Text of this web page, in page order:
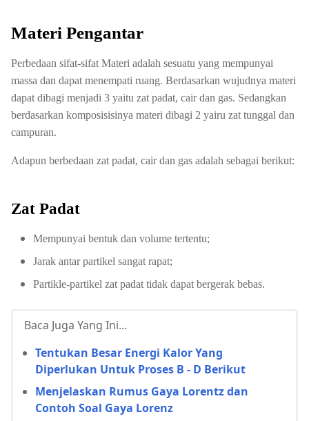
Materi Pengantar
Perbedaan sifat-sifat Materi adalah sesuatu yang mempunyai
massa dan dapat menempati ruang. Berdasarkan wujudnya materi
dapat dibagi menjadi 3 yaitu zat padat, cair dan gas. Sedangkan
berdasarkan komposisisinya materi dibagi 2 yairu zat tunggal dan
campuran.
Adapun berbedaan zat padat, cair dan gas adalah sebagai berikut:
Zat Padat
Mempunyai bentuk dan volume tertentu;
Jarak antar partikel sangat rapat;
Partikle-partikel zat padat tidak dapat bergerak bebas.
Baca Juga Yang Ini...
Tentukan Besar Energi Kalor Yang
Diperlukan Untuk Proses B - D Berikut
Menjelaskan Rumus Gaya Lorentz dan
Contoh Soal Gaya Lorenz